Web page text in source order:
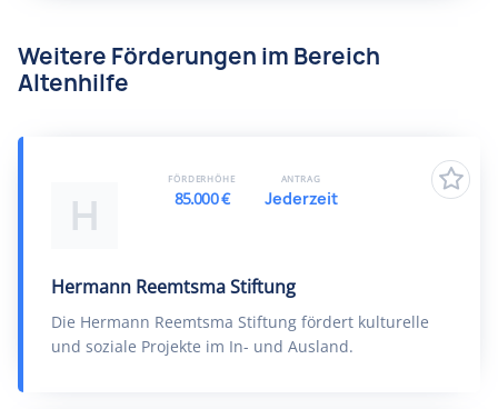
Weitere Förderungen im Bereich
Altenhilfe
H
Hermann Reemtsma Stiftung
Die Hermann Reemtsma Stiftung fördert kulturelle
und soziale Projekte im In- und Ausland.
FÖRDERHÖHE
85.000 €
ANTRAG
Jederzeit